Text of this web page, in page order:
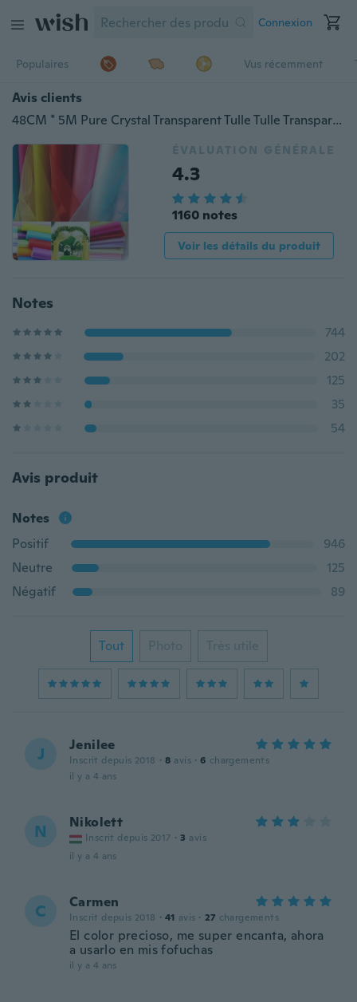
Connexion
Populaires Vus récemment
Avis clients
48CM * 5M Pure Crystal Transparent Tulle Tulle Transparent Robe de Mariage Robe de Mariage Tulle Transparent Fil de Gaze Éléments de Tulle Transparent Décoration de Porte Fleur Décoration de Fête Rouleau de Tissu de Fleurs
ÉVALUATION GÉNÉRALE
4.3
1160 notes
Voir les détails du produit
Notes
744
202
125
35
54
Avis produit
Notes
Positif
946
Neutre
125
Négatif
89
Tout Photo Très utile
J Jenilee
Inscrit depuis 2018 · 8 avis · 6 chargements
il y a 4 ans
N Nikolett
Inscrit depuis 2017 · 3 avis
il y a 4 ans
C Carmen
Inscrit depuis 2018 · 41 avis · 27 chargements
El color precioso, me super encanta, ahora
a usarlo en mis fofuchas
il y a 4 ans